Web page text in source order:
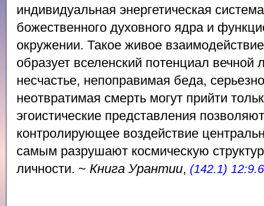
индивидуальная энергетическая
божественного духовного ядра и
окружении. Такое живое
образует вселенский потенциал вечной
несчастье, непоправимая беда,
неотвратимая смерть могут прийти
эгоистические представления
контролирующее воздействие
самым разрушают космическую
личности. ~ Книга Урантии, (142.1) 12:9.6